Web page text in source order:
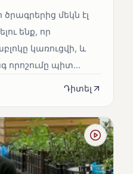
մեկն էլ
ենք, որ
կառուցվի, և
որոշումը պիտ...
Դիտել